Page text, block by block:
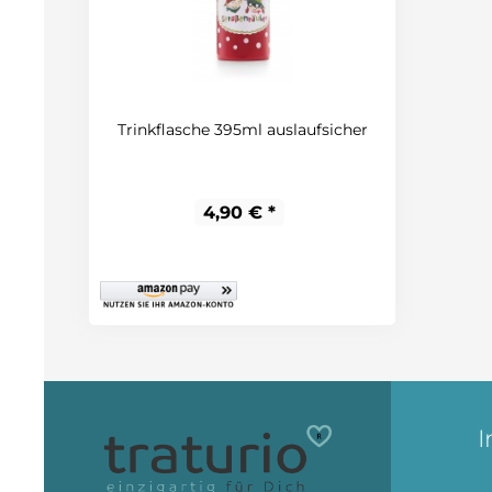
Trinkflasche 395ml auslaufsicher
4,90 € *